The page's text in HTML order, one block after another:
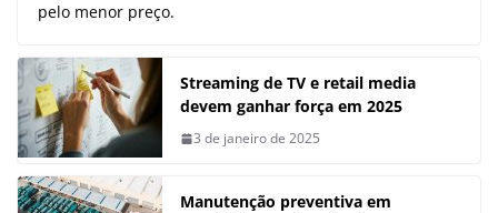
pelo menor preço.
Streaming de TV e retail media
devem ganhar força em 2025
3 de janeiro de 2025
Manutenção preventiva em